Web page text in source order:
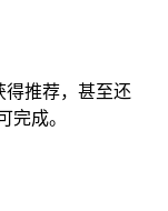
推荐，甚至还
成。